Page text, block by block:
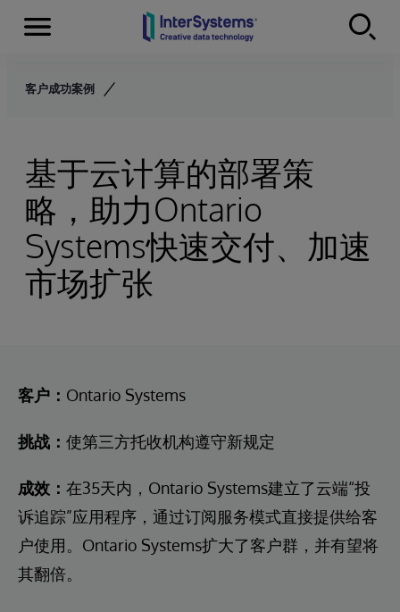
Skip to content
Menu
客户成功案例
基于云计算的部署策
略，助力Ontario
Systems快速交付、加速
市场扩张
客户： Ontario Systems
挑战： 使第三方托收机构遵守新规定
成效： 在35天内，Ontario Systems建立了云端“投
诉追踪”应用程序，通过订阅服务模式直接提供给客
户使用。Ontario Systems扩大了客户群，并有望将
其翻倍。